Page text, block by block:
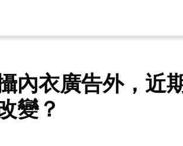
內衣廣告外，近
變？